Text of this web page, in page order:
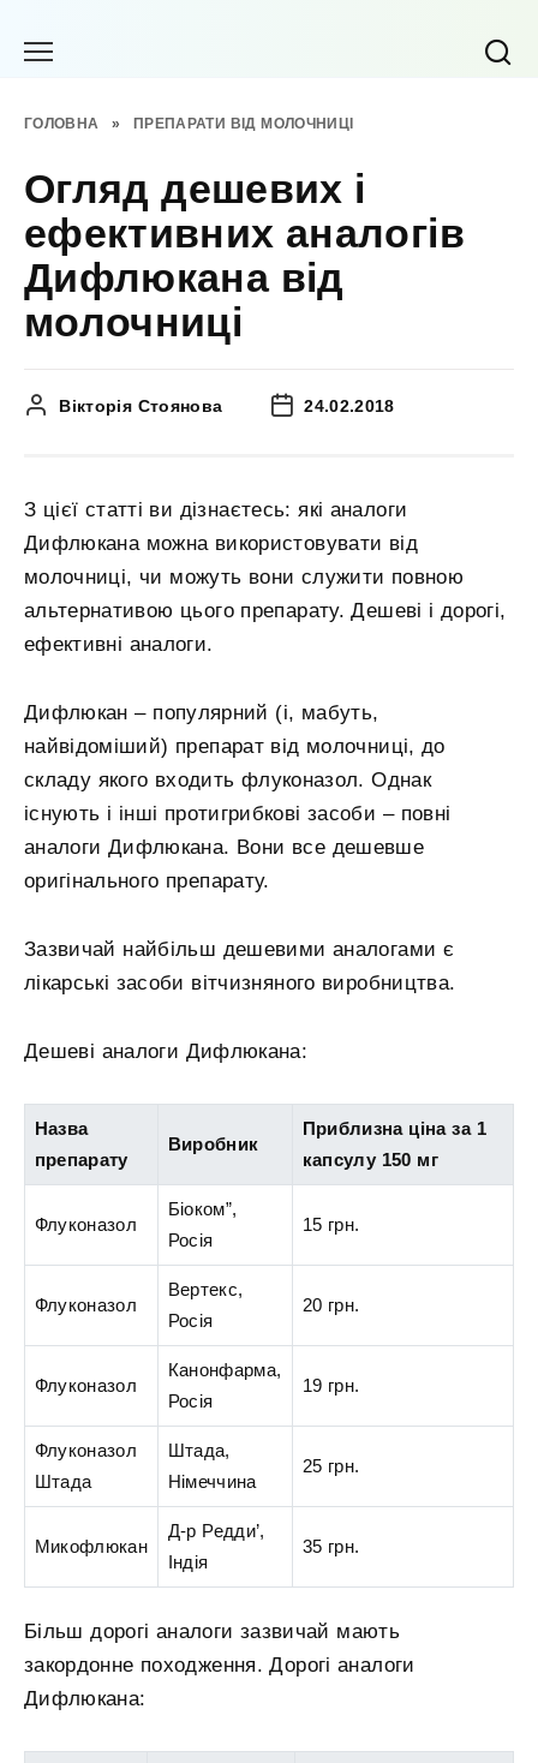
ГОЛОВНА » ПРЕПАРАТИ ВІД МОЛОЧНИЦІ
Огляд дешевих і
ефективних аналогів
Дифлюкана від
молочниці
Вікторія Стоянова 24.02.2018
З цієї статті ви дізнаєтесь: які аналоги
Дифлюкана можна використовувати від
молочниці, чи можуть вони служити повною
альтернативою цього препарату. Дешеві і дорогі,
ефективні аналоги.
Дифлюкан – популярний (і, мабуть,
найвідоміший) препарат від молочниці, до
складу якого входить флуконазол. Однак
існують і інші протигрибкові засоби – повні
аналоги Дифлюкана. Вони все дешевше
оригінального препарату.
Зазвичай найбільш дешевими аналогами є
лікарські засоби вітчизняного виробництва.
Дешеві аналоги Дифлюкана:
Назва
препарату
Виробник
Приблизна ціна за 1
капсулу 150 мг
Флуконазол
Біоком”,
Росія
15 грн.
Флуконазол
Вертекс,
Росія
20 грн.
Флуконазол
Канонфарма,
Росія
19 грн.
Флуконазол
Штада
Штада,
Німеччина
25 грн.
Микофлюкан
Д-р Редди’,
Індія
35 грн.
Більш дорогі аналоги зазвичай мають
закордонне походження. Дорогі аналоги
Дифлюкана: